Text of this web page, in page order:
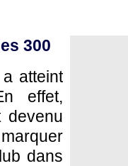
300
atteint
effet,
devenu
dans